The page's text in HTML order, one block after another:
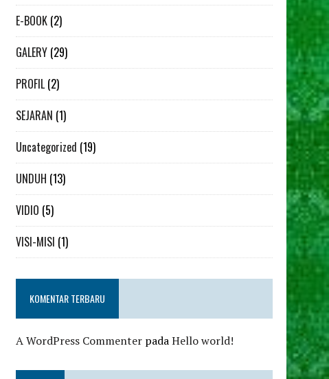
E-BOOK (2)
GALERY (29)
PROFIL (2)
SEJARAN (1)
Uncategorized (19)
UNDUH (13)
VIDIO (5)
VISI-MISI (1)
KOMENTAR TERBARU
A WordPress Commenter padaHello world!